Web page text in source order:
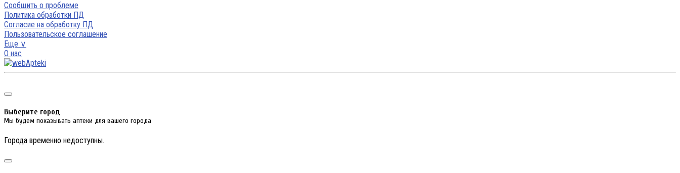
Сообщить о проблеме
Политика обработки ПД
Согласие на обработку ПД
Пользовательское соглашение
Еще ∨
О нас
Выберите город
Мы будем показывать аптеки для вашего города
Города временно недоступны.